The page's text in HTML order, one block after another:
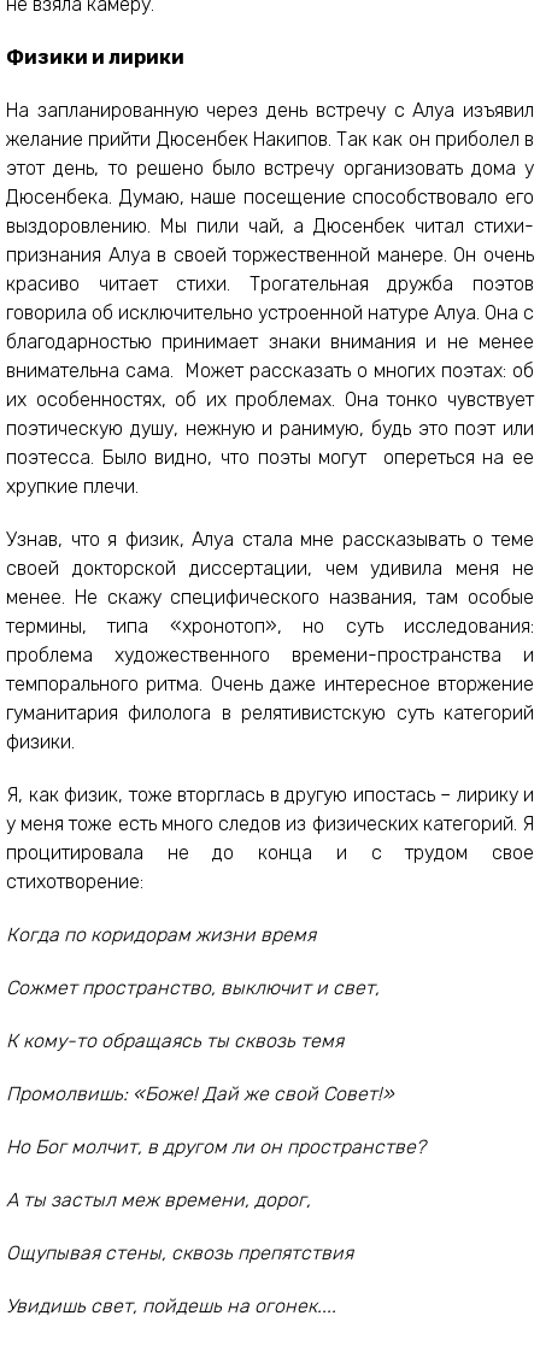
Физики и лирики
На запланированную через день встречу с Алуа изъявил
желание прийти Дюсенбек Накипов. Так как он приболел в
этот день, то решено было встречу организовать дома у
Дюсенбека. Думаю, наше посещение способствовало его
выздоровлению. Мы пили чай, а Дюсенбек читал стихи-
признания Алуа в своей торжественной манере. Он очень
красиво читает стихи. Трогательная дружба поэтов
говорила об исключительно устроенной натуре Алуа. Она с
благодарностью принимает знаки внимания и не менее
внимательна сама. Может рассказать о многих поэтах: об
их особенностях, об их проблемах. Она тонко чувствует
поэтическую душу, нежную и ранимую, будь это поэт или
поэтесса. Было видно, что поэты могут опереться на ее
хрупкие плечи.
Узнав, что я физик, Алуа стала мне рассказывать о теме
своей докторской диссертации, чем удивила меня не
менее. Не скажу специфического названия, там особые
термины, типа «хронотоп», но суть исследования:
проблема художественного времени-пространства и
темпорального ритма. Очень даже интересное вторжение
гуманитария филолога в релятивистскую суть категорий
физики.
Я, как физик, тоже вторглась в другую ипостась – лирику и
у меня тоже есть много следов из физических категорий. Я
процитировала не до конца и с трудом свое
стихотворение:
Когда по коридорам жизни время
Сожмет пространство, выключит и свет,
К кому-то обращаясь ты сквозь темя
Промолвишь: «Боже! Дай же свой Совет!»
Но Бог молчит, в другом ли он пространстве?
А ты застыл меж времени, дорог,
Ощупывая стены, сквозь препятствия
Увидишь свет, пойдешь на огонек....